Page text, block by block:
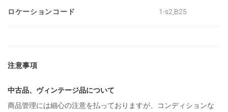
ロケーションコード 1-s2,B25
注意事項
中古品、ヴィンテージ品について
商品管理には細心の注意を払っておりますが、コンディションな